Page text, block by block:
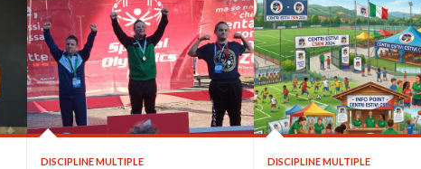
DISCIPLINE MULTIPLE DISCIPLINE MULTIPLE